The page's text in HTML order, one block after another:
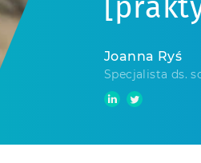
Joanna Ryś
Specjalista ds.